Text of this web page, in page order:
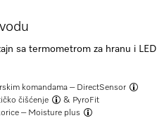
sa termometrom za hranu i LED
komandama – DirectSensor
čišćenje
& PyroFit
– Moisture plus